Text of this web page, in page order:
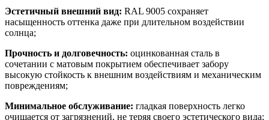
Эстетичный внешний вид: RAL 9005 сохраняет
насыщенность оттенка даже при длительном воздействии
солнца;
Прочность и долговечность: оцинкованная сталь в
сочетании с матовым покрытием обеспечивает забору
высокую стойкость к внешним воздействиям и механическим
повреждениям;
Минимальное обслуживание: гладкая поверхность легко
очищается от загрязнений, не теряя своего эстетического вида;